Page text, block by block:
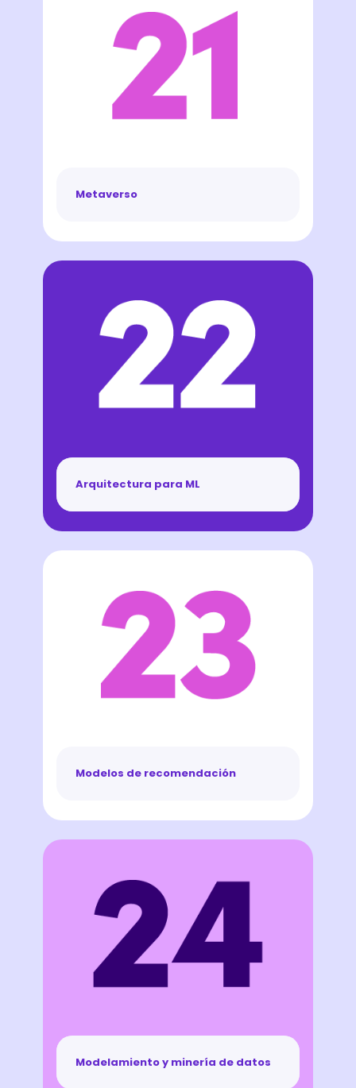
Metaverso
Arquitectura para ML
Modelos de recomendación
Modelamiento y minería de datos